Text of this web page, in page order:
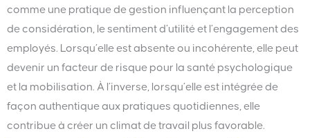
comme une pratique de gestion influençant la perception
de considération, le sentiment d’utilité et l’engagement des
employés. Lorsqu’elle est absente ou incohérente, elle peut
devenir un facteur de risque pour la santé psychologique
et la mobilisation. À l’inverse, lorsqu’elle est intégrée de
façon authentique aux pratiques quotidiennes, elle
contribue à créer un climat de travail plus favorable.